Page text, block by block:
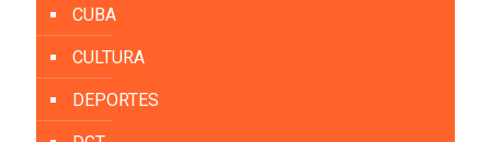
CUBA
CULTURA
DEPORTES